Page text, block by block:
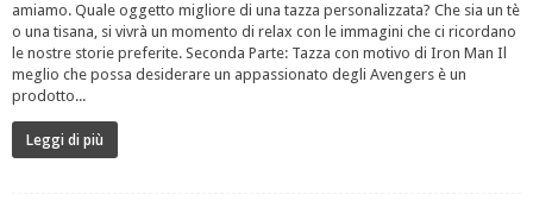
amiamo. Quale oggetto migliore di una tazza personalizzata? Che sia un tè
o una tisana, si vivrà un momento di relax con le immagini che ci ricordano
le nostre storie preferite. Seconda Parte: Tazza con motivo di Iron Man Il
meglio che possa desiderare un appassionato degli Avengers è un
prodotto...
Leggi di più